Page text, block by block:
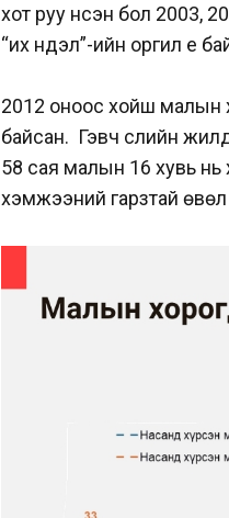
хот руу нүүсэн бол
“их нүүдэл”-ийн оргил үе
2012 оноос хойш малын
байсан. Гэвч сүүлийн
58 сая малын 16 хувь нь
хэмжээний гарзтай